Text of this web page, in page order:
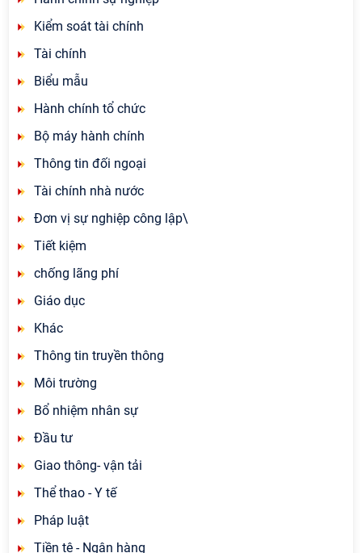
Kiểm soát tài chính
Tài chính
Biểu mẫu
Hành chính tổ chức
Bộ máy hành chính
Thông tin đối ngoại
Tài chính nhà nước
Đơn vị sự nghiệp công lập\
Tiết kiệm
chống lãng phí
Giáo dục
Khác
Thông tin truyền thông
Môi trường
Bổ nhiệm nhân sự
Đầu tư
Giao thông- vận tải
Thể thao - Y tế
Pháp luật
Tiền tệ - Ngân hàng